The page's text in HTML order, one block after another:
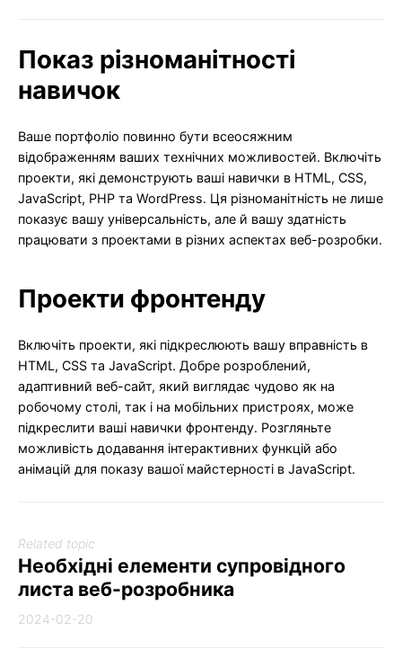
Показ різноманітності
навичок
Ваше портфоліо повинно бути всеосяжним
відображенням ваших технічних можливостей. Включіть
проекти, які демонструють ваші навички в HTML, CSS,
JavaScript, PHP та WordPress. Ця різноманітність не лише
показує вашу універсальність, але й вашу здатність
працювати з проектами в різних аспектах веб-розробки.
Проекти фронтенду
Включіть проекти, які підкреслюють вашу вправність в
HTML, CSS та JavaScript. Добре розроблений,
адаптивний веб-сайт, який виглядає чудово як на
робочому столі, так і на мобільних пристроях, може
підкреслити ваші навички фронтенду. Розгляньте
можливість додавання інтерактивних функцій або
анімацій для показу вашої майстерності в JavaScript.
Related topic
Необхідні елементи супровідного
листа веб-розробника
2024-02-20